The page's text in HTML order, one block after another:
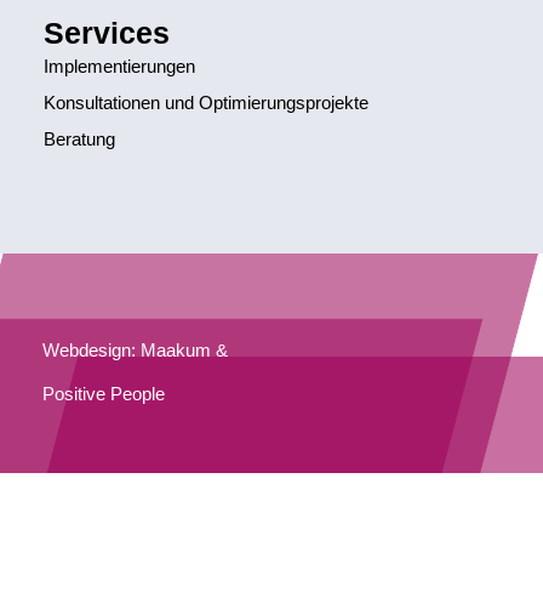
Services
Implementierungen
Konsultationen und Optimierungsprojekte
Beratung
Webdesign: Maakum &
Positive People